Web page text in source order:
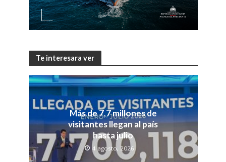
Te interesara ver
Más de 7,7 millones de
visitantes llegan al país
hasta julio
4 agosto, 2026